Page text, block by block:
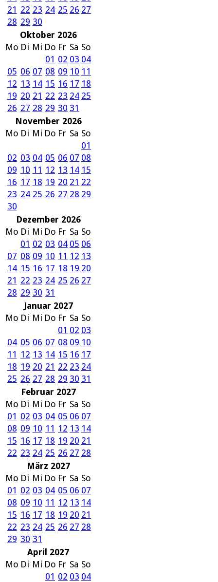
21 22 23 24 25 26 27
28 29 30
Oktober 2026
Mo Di Mi Do Fr Sa So
01 02 03 04
05 06 07 08 09 10 11
12 13 14 15 16 17 18
19 20 21 22 23 24 25
26 27 28 29 30 31
November 2026
Mo Di Mi Do Fr Sa So
01
02 03 04 05 06 07 08
09 10 11 12 13 14 15
16 17 18 19 20 21 22
23 24 25 26 27 28 29
30
Dezember 2026
Mo Di Mi Do Fr Sa So
01 02 03 04 05 06
07 08 09 10 11 12 13
14 15 16 17 18 19 20
21 22 23 24 25 26 27
28 29 30 31
Januar 2027
Mo Di Mi Do Fr Sa So
01 02 03
04 05 06 07 08 09 10
11 12 13 14 15 16 17
18 19 20 21 22 23 24
25 26 27 28 29 30 31
Februar 2027
Mo Di Mi Do Fr Sa So
01 02 03 04 05 06 07
08 09 10 11 12 13 14
15 16 17 18 19 20 21
22 23 24 25 26 27 28
März 2027
Mo Di Mi Do Fr Sa So
01 02 03 04 05 06 07
08 09 10 11 12 13 14
15 16 17 18 19 20 21
22 23 24 25 26 27 28
29 30 31
April 2027
Mo Di Mi Do Fr Sa So
01 02 03 04